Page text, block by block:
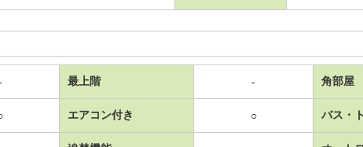
最上階 - 角部屋
エアコン付き ○ バス・